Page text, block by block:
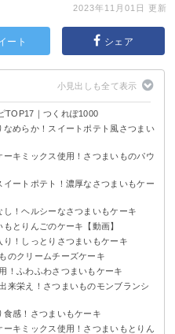
2023年11月01日 更新
ート シェア
TOP17｜つくれぽ1000
なめらか！スイートポテト風さつまい
ーキミックス使用！さつまいものパウ
イートポテト！濃厚なさつまいもケー
し！ヘルシーなさつまいもケーキ
とりんごのケーキ【動画】
り！しっとりさつまいもケーキ
のクリームチーズケーキ
！ふわふわさつまいもケーキ
来栄え！さつまいものモンブランシ
食感！さつまいもケーキ
ーキミックス使用！さつまいもとりん